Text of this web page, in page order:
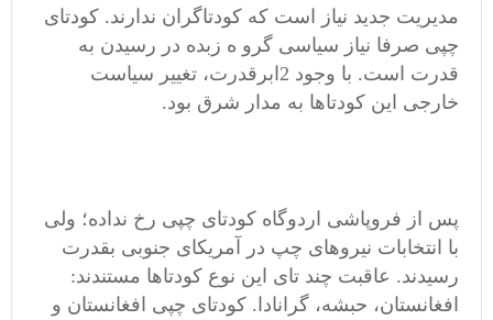
مدیریت جدید نیاز است که کودتاگران ندارند. کودتای
چپی صرفا نیاز سیاسی گرو ه زبده در رسیدن به
قدرت است. با وجود 2ابرقدرت، تغییر سیاست
خارجی این کودتاها به مدار شرق بود.
پس از فروپاشی اردوگاه کودتای چپی رخ نداده؛ ولی
با انتخابات نیروهای چپ در آمریکای جنوبی بقدرت
رسیدند. عاقبت چند تای این نوع کودتاها مستندند:
افغانستان، حبشه، گرانادا. کودتای چپی افغانستان و